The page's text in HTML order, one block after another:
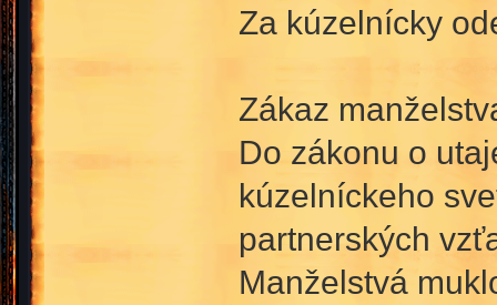
Za kúzelnícky
Zákaz
Do zákonu o
kúzelníckeho
partnerských
Manželstvá